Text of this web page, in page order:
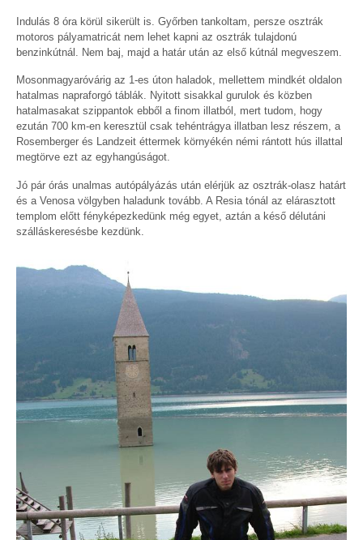
Indulás 8 óra körül sikerült is. Győrben tankoltam, persze osztrák
motoros pályamatricát nem lehet kapni az osztrák tulajdonú
benzinkútnál. Nem baj, majd a határ után az első kútnál megveszem.
Mosonmagyaróvárig az 1-es úton haladok, mellettem mindkét oldalon
hatalmas napraforgó táblák. Nyitott sisakkal gurulok és közben
hatalmasakat szippantok ebből a finom illatból, mert tudom, hogy
ezután 700 km-en keresztül csak tehéntrágya illatban lesz részem, a
Rosemberger és Landzeit éttermek környékén némi rántott hús illattal
megtörve ezt az egyhangúságot.
Jó pár órás unalmas autópályázás után elérjük az osztrák-olasz határt
és a Venosa völgyben haladunk tovább. A Resia tónál az elárasztott
templom előtt fényképezkedünk még egyet, aztán a késő délutáni
szálláskeresésbe kezdünk.